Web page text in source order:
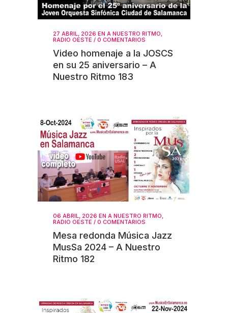
27 ABRIL, 2026 EN A NUESTRO RITMO
RADIO OESTE / 0 COMENTARIOS
Video homenaje a la JOSCS
en su 25 aniversario – A
Nuestro Ritmo 183
06 ABRIL, 2026 EN A NUESTRO RITMO
RADIO OESTE / 0 COMENTARIOS
Mesa redonda Música Jazz
MusSa 2024 – A Nuestro
Ritmo 182